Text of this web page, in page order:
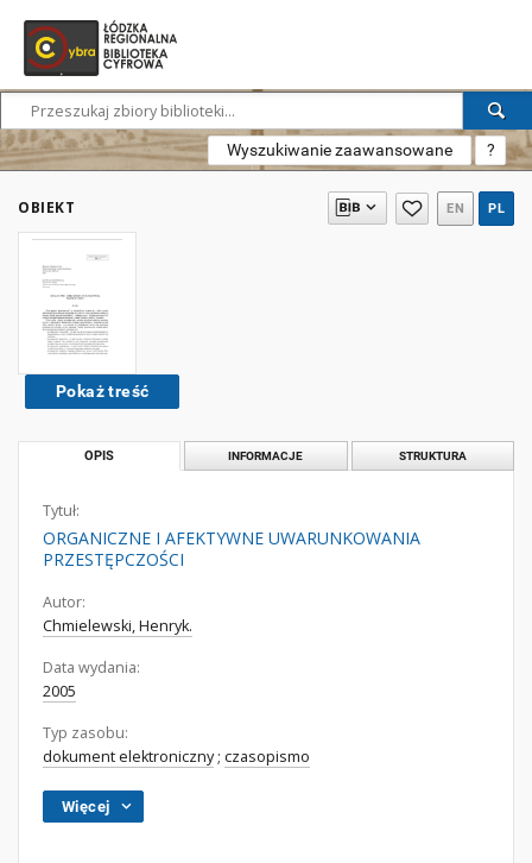
Wyszukiwanie zaawansowane ?
OBIEKT EN PL
Pokaż treść
OPIS INFORMACJE STRUKTURA
Tytuł:
ORGANICZNE I AFEKTYWNE UWARUNKOWANIA
PRZESTĘPCZOŚCI
Autor:
Chmielewski, Henryk.
Data wydania:
2005
Typ zasobu:
dokument elektroniczny; czasopismo
Więcej